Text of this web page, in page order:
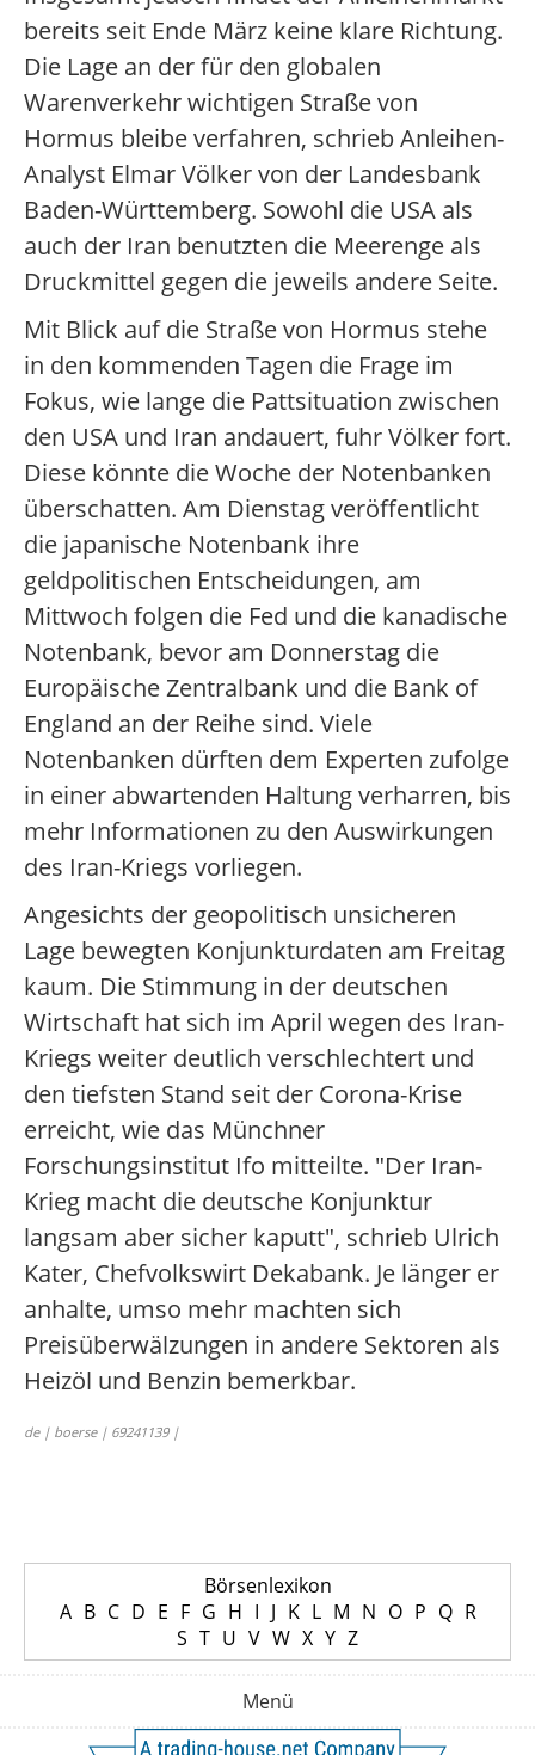
bereits seit Ende März keine klare Richtung.
Die Lage an der für den globalen
Warenverkehr wichtigen Straße von
Hormus bleibe verfahren, schrieb Anleihen-
Analyst Elmar Völker von der Landesbank
Baden-Württemberg. Sowohl die USA als
auch der Iran benutzten die Meerenge als
Druckmittel gegen die jeweils andere Seite.
Mit Blick auf die Straße von Hormus stehe
in den kommenden Tagen die Frage im
Fokus, wie lange die Pattsituation zwischen
den USA und Iran andauert, fuhr Völker fort.
Diese könnte die Woche der Notenbanken
überschatten. Am Dienstag veröffentlicht
die japanische Notenbank ihre
geldpolitischen Entscheidungen, am
Mittwoch folgen die Fed und die kanadische
Notenbank, bevor am Donnerstag die
Europäische Zentralbank und die Bank of
England an der Reihe sind. Viele
Notenbanken dürften dem Experten zufolge
in einer abwartenden Haltung verharren, bis
mehr Informationen zu den Auswirkungen
des Iran-Kriegs vorliegen.
Angesichts der geopolitisch unsicheren
Lage bewegten Konjunkturdaten am Freitag
kaum. Die Stimmung in der deutschen
Wirtschaft hat sich im April wegen des Iran-
Kriegs weiter deutlich verschlechtert und
den tiefsten Stand seit der Corona-Krise
erreicht, wie das Münchner
Forschungsinstitut Ifo mitteilte. "Der Iran-
Krieg macht die deutsche Konjunktur
langsam aber sicher kaputt", schrieb Ulrich
Kater, Chefvolkswirt Dekabank. Je länger er
anhalte, umso mehr machten sich
Preisüberwälzungen in andere Sektoren als
Heizöl und Benzin bemerkbar.
de | boerse | 69241139 |
Börsenlexikon
A B C D E F G H I J K L M N O P Q R
S T U V W X Y Z
Menü